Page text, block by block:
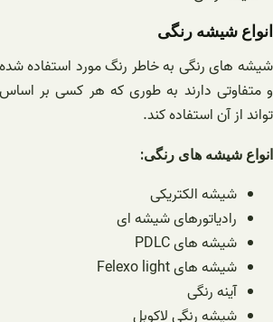
انواع شیشه رنگی
شیشه های رنگی به خاطر رنگ مورد استفاده شده
و متفاوتی دارند به طوری که هر کسی بر
تواند از آن استفاده کند.
انواع شیشه های رنگی:
شیشه الکتریکی
رادیاتورهای شیشه ای
شیشه های PDLC
شیشه های Felexo light
آینه رنگی
شیشه رنگی لاکوبل